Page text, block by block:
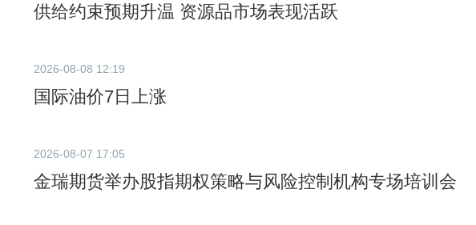
供给约束预期升温 资源品市场表现活跃
2026-08-08 12:19
国际油价7日上涨
2026-08-07 17:05
金瑞期货举办股指期权策略与风险控制机构专场培训会